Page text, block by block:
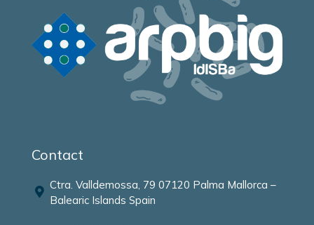
Contact
Ctra. Valldemossa, 79 07120 Palma Mallorca –
Balearic Islands Spain